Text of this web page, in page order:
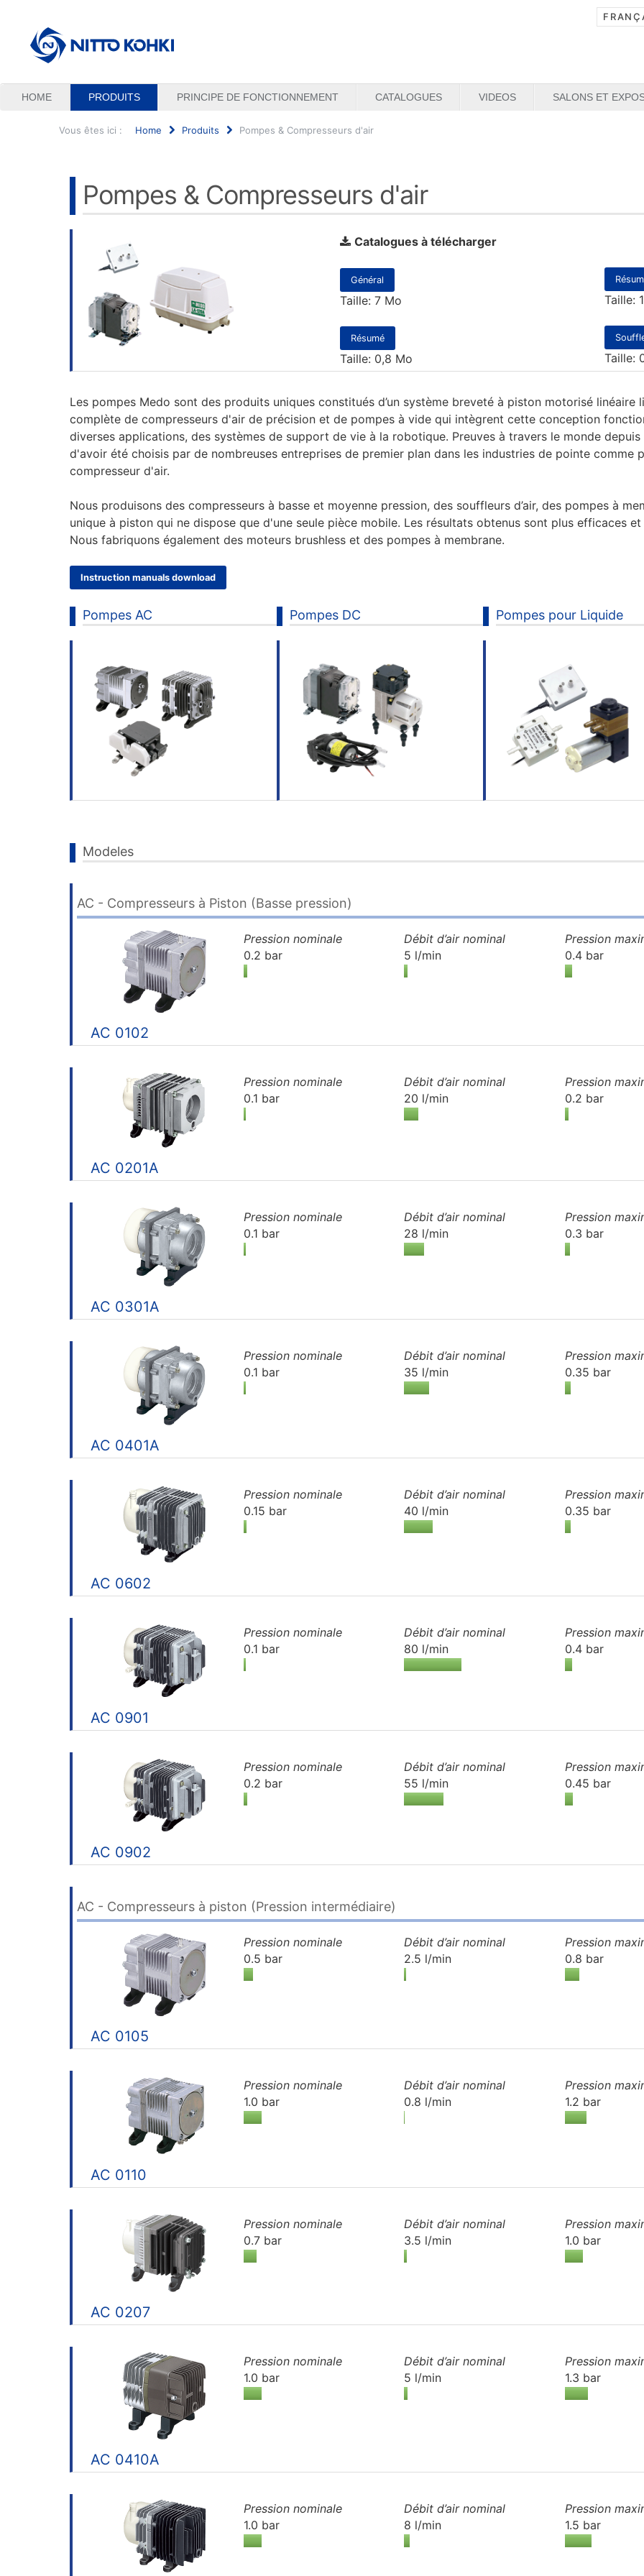
HOME PRODUITS PRINCIPE DE FONCTIONNEMENT CATALOGUES VIDEOS SALONS ET
Vous êtes ici : Home Produits Pompes & Compresseurs d'air
Pompes & Compresseurs d'air
Catalogues à télécharger
Général
Taille: 7 Mo
Résumé
Taille: 0,8 Mo
Taille:
Taille:
Les pompes Medo sont des produits uniques constitués d’un système breveté à piston motorisé
complète de compresseurs d'air de précision et de pompes à vide qui intègrent cette conception
diverses applications, des systèmes de support de vie à la robotique. Preuves à travers le monde
d'avoir été choisis par de nombreuses entreprises de premier plan dans les industries de pointe comme
compresseur d'air.
Nous produisons des compresseurs à basse et moyenne pression, des souffleurs d’air, des pompes à
unique à piston qui ne dispose que d'une seule pièce mobile. Les résultats obtenus sont plus efficaces
Nous fabriquons également des moteurs brushless et des pompes à membrane.
Instruction manuals download
Pompes AC Pompes DC Pompes pour Liquide
Modeles
AC - Compresseurs à Piston (Basse pression)
AC 0102
Pression nominale
0.2 bar
Débit d’airnominal
5 l/min
Pression
0.4 bar
AC 0201A
Pression nominale
0.1 bar
Débit d’airnominal
20 l/min
Pression
0.2 bar
AC 0301A
Pression nominale
0.1 bar
Débit d’airnominal
28 l/min
Pression
0.3 bar
AC 0401A
Pression nominale
0.1 bar
Débit d’airnominal
35 l/min
Pression
0.35 bar
AC 0602
Pression nominale
0.15 bar
Débit d’airnominal
40 l/min
Pression
0.35 bar
AC 0901
Pression nominale
0.1 bar
Débit d’airnominal
80 l/min
Pression
0.4 bar
AC 0902
Pression nominale
0.2 bar
Débit d’airnominal
55 l/min
Pression
0.45 bar
AC - Compresseurs à piston (Pression intermédiaire)
AC 0105
Pression nominale
0.5 bar
Débit d’airnominal
2.5 l/min
Pression
0.8 bar
AC 0110
Pression nominale
1.0 bar
Débit d’airnominal
0.8 l/min
Pression
1.2 bar
AC 0207
Pression nominale
0.7 bar
Débit d’airnominal
3.5 l/min
Pression
1.0 bar
AC 0410A
Pression nominale
1.0 bar
Débit d’airnominal
5 l/min
Pression
1.3 bar
Pression nominale
1.0 bar
Débit d’airnominal
8 l/min
Pression
1.5 bar